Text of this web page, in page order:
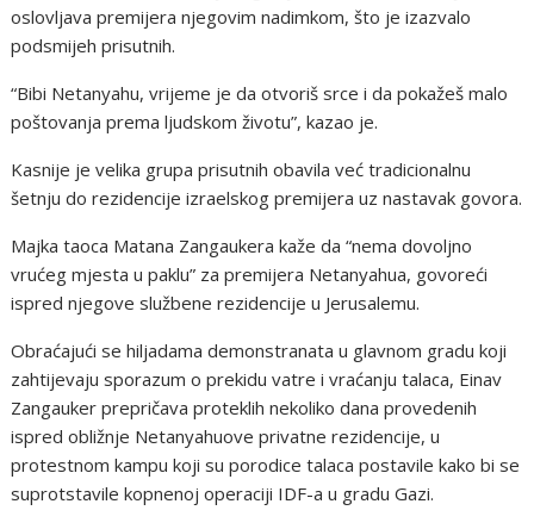
oslovljava premijera njegovim nadimkom, što je izazvalo
podsmijeh prisutnih.
“Bibi Netanyahu, vrijeme je da otvoriš srce i da pokažeš malo
poštovanja prema ljudskom životu”, kazao je.
Kasnije je velika grupa prisutnih obavila već tradicionalnu
šetnju do rezidencije izraelskog premijera uz nastavak govora.
Majka taoca Matana Zangaukera kaže da “nema dovoljno
vrućeg mjesta u paklu” za premijera Netanyahua, govoreći
ispred njegove službene rezidencije u Jerusalemu.
Obraćajući se hiljadama demonstranata u glavnom gradu koji
zahtijevaju sporazum o prekidu vatre i vraćanju talaca, Einav
Zangauker prepričava proteklih nekoliko dana provedenih
ispred obližnje Netanyahuove privatne rezidencije, u
protestnom kampu koji su porodice talaca postavile kako bi se
suprotstavile kopnenoj operaciji IDF-a u gradu Gazi.